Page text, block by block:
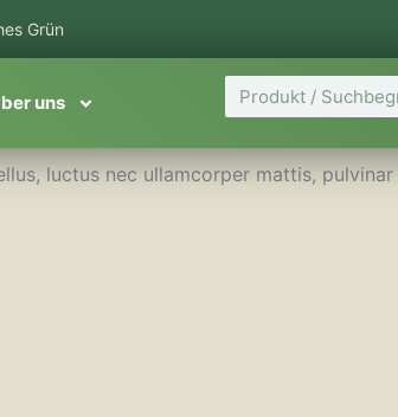
Grün
uns
Suche
luctus nec ullamcorper mattis,